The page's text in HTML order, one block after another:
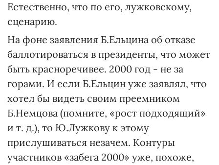
Естественно, что по его, лужковскому,
сценарию.
На фоне заявления Б.Ельцина об отказе
баллотироваться в президенты, что может
быть красноречивее. 2000 год - не за
горами. И если Б.Ельцин уже заявлял, что
хотел бы видеть своим преемником
Б.Немцова (помните, «рост подходящий»
и т. д.), то Ю.Лужкову к этому
прислушиваться незачем. Контуры
участников «забега 2000» уже, похоже,